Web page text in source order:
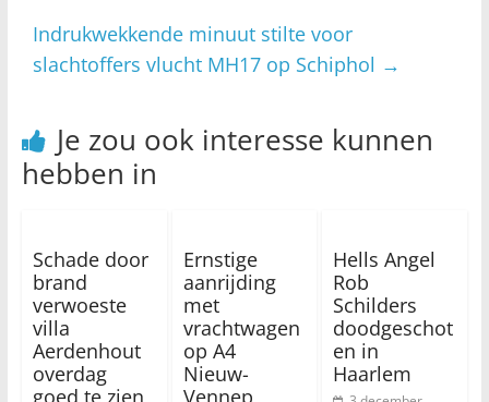
Indrukwekkende minuut stilte voor
slachtoffers vlucht MH17 op Schiphol →
Je zou ook interesse kunnen
hebben in
Schade door
brand
verwoeste
villa
Aerdenhout
overdag
goed te zien
Ernstige
aanrijding
met
vrachtwagen
op A4
Nieuw-
Vennep
Hells Angel
Rob
Schilders
doodgeschot
en in
Haarlem